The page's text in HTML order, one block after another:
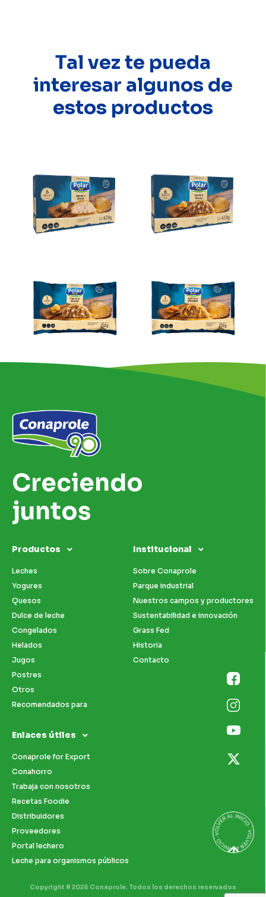
Tal vez te pueda
interesar algunos de
estos productos
Creciendo
juntos
Productos
Leches
Yogures
Quesos
Dulce de leche
Congelados
Helados
Jugos
Postres
Otros
Recomendados para
Institucional
Sobre Conaprole
Parque industrial
Nuestros campos y productores
Sustentabilidad e innovación
Grass Fed
Historia
Contacto
Enlaces útiles
Conaprole for Export
Conahorro
Trabaja con nosotros
Recetas Foodie
Distribuidores
Proveedores
Portal lechero
Leche para organismos públicos
Copyright © 2026 Conaprole. Todos los derechos reservados